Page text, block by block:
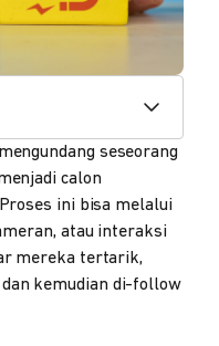
seseorang
calon
ini bisa melalui
atau interaksi
mereka tertarik,
kemudian di-follow